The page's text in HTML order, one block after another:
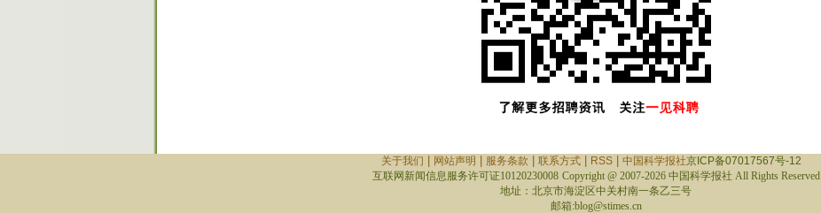
关于我们 网站声明 服务条款 联系方式 RSS 中国科学报社京ICP备07017567号-12
互联网新闻信息服务许可证10120230008 Copyright @ 2007-2026 中国科学报社 All Rights Reserved
地址：北京市海淀区中关村南一条乙三号
邮箱:blog@stimes.cn